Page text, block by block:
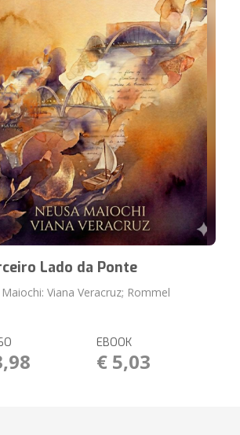
Lado da Ponte
Viana Veracruz; Rommel
EBOOK
€ 5,03